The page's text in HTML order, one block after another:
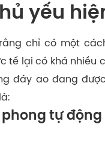
yếu
chỉ có một
tế lại có khá nhiều
đáy ao đang
tự động